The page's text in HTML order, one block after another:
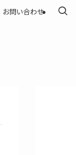
お問い合わせ